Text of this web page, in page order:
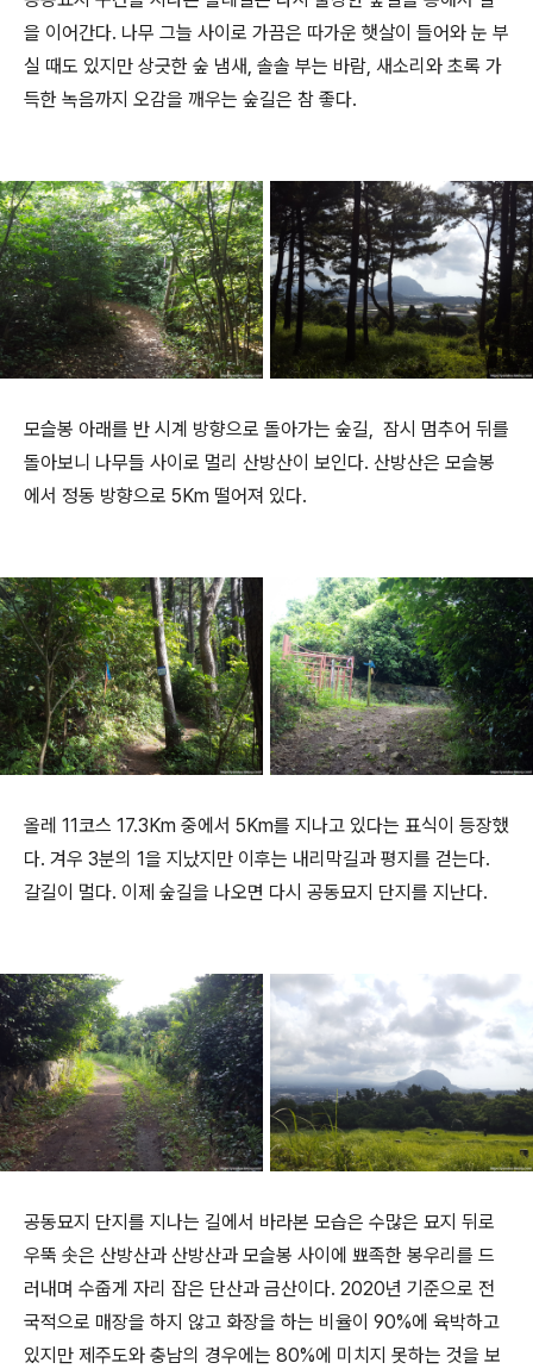
을 이어간다. 나무 그늘 사이로 가끔은 따가운 햇살이 들어와 눈 부
실 때도 있지만 상긋한 숲 냄새, 솔솔 부는 바람, 새소리와 초록 가
득한 녹음까지 오감을 깨우는 숲길은 참 좋다.
모슬봉 아래를 반 시계 방향으로 돌아가는 숲길, 잠시 멈추어 뒤를
돌아보니 나무들 사이로 멀리 산방산이 보인다. 산방산은 모슬봉
에서 정동 방향으로 5Km 떨어져 있다.
올레 11코스 17.3Km 중에서 5Km를 지나고 있다는 표식이 등장했
다. 겨우 3분의 1을 지났지만 이후는 내리막길과 평지를 걷는다.
갈길이 멀다. 이제 숲길을 나오면 다시 공동묘지 단지를 지난다.
공동묘지 단지를 지나는 길에서 바라본 모습은 수많은 묘지 뒤로
우뚝 솟은 산방산과 산방산과 모슬봉 사이에 뾰족한 봉우리를 드
러내며 수줍게 자리 잡은 단산과 금산이다. 2020년 기준으로 전
국적으로 매장을 하지 않고 화장을 하는 비율이 90%에 육박하고
있지만 제주도와 충남의 경우에는 80%에 미치지 못하는 것을 보